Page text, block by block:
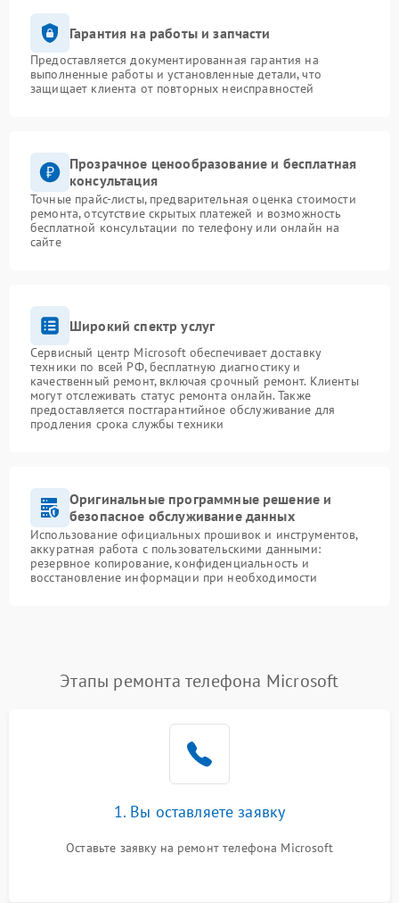
Гарантия на работы и запчасти
Предоставляется документированная гарантия на
выполненные работы и установленные детали, что
защищает клиента от повторных неисправностей
Прозрачное ценообразование и бесплатная
консультация
Точные прайс-листы, предварительная оценка стоимости
ремонта, отсутствие скрытых платежей и возможность
бесплатной консультации по телефону или онлайн на
сайте
Широкий спектр услуг
Сервисный центр Microsoft обеспечивает доставку
техники по всей РФ, бесплатную диагностику и
качественный ремонт, включая срочный ремонт. Клиенты
могут отслеживать статус ремонта онлайн. Также
предоставляется постгарантийное обслуживание для
продления срока службы техники
Оригинальные программные решение и
безопасное обслуживание данных
Использование официальных прошивок и инструментов,
аккуратная работа с пользовательскими данными:
резервное копирование, конфиденциальность и
восстановление информации при необходимости
Этапы ремонта телефона Microsoft
1. Вы оставляете заявку
Оставьте заявку на ремонт телефона Microsoft